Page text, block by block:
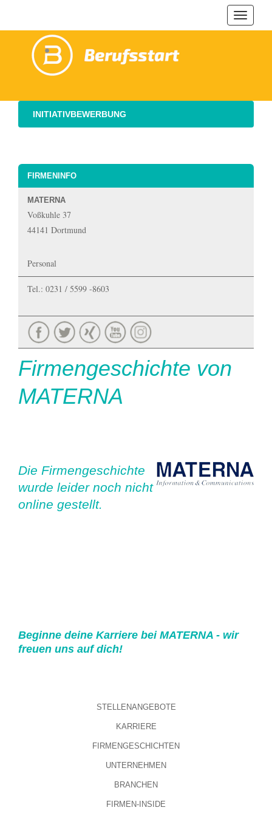
ein-/
INITIATIVBEWERBUNG
FIRMENINFO
MATERNA
Voßkuhle 37
44141 Dortmund
Personal
Tel.: 0231 / 5599 -8603
Firmengeschichte von
MATERNA
Die Firmengeschichte
wurde leider noch nicht
online gestellt.
Beginne deine Karriere bei MATERNA - wir
freuen uns auf dich!
STELLENANGEBOTE
KARRIERE
FIRMENGESCHICHTEN
UNTERNEHMEN
BRANCHEN
FIRMEN-INSIDE